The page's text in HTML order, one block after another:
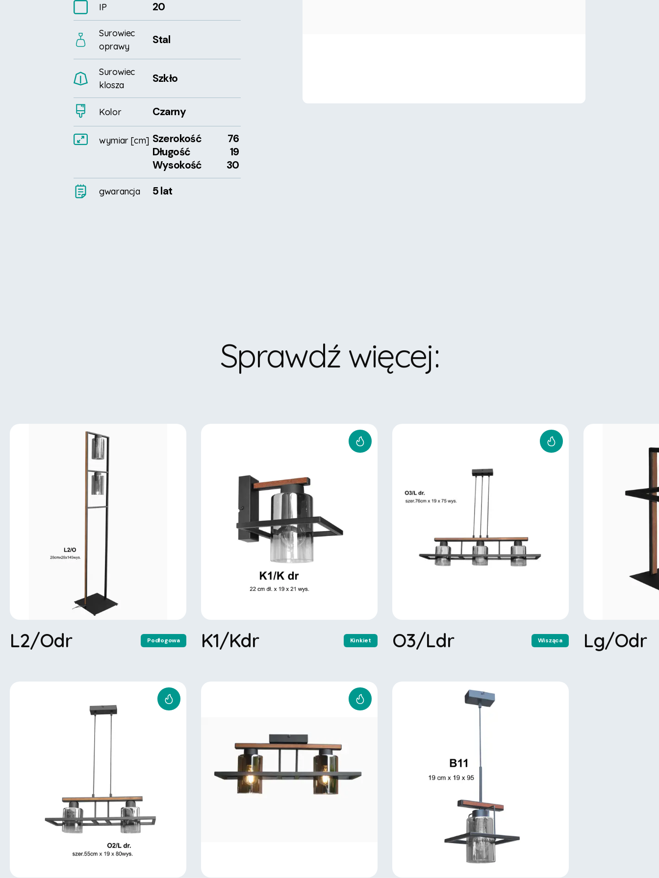
IP 20
Surowiec
oprawy
Stal
Surowiec
klosza
Szkło
Kolor Czarny
wymiar[cm] Szerokość
76
Długość
19
Wysokość
30
gwarancja 5 lat
Sprawdź więcej:
L2/Odr Podłogowa K1/Kdr Kinkiet O3/Ldr Wisząca Lg/Odr